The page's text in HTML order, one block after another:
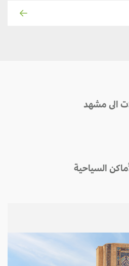
الى مشهد
السياحية